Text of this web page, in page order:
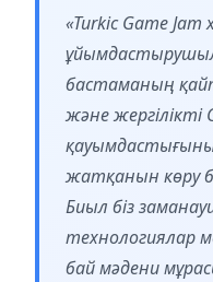
«Turkic Game
бастаманың
және жергілікті
жатқанын көру
Биыл біз
технологиялар
бай мәдени